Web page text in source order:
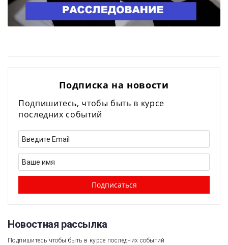
Подписка на новости
Подпишитесь, чтобы быть в курсе
последних событий
Новостная рассылка​
Подпишитесь чтобы быть в курсе последних событий